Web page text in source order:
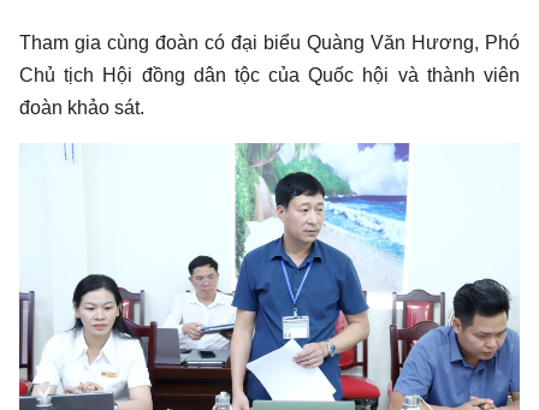
Tham gia cùng đoàn có đại biểu Quàng Văn Hương, Phó
Chủ tịch Hội đồng dân tộc của Quốc hội và thành viên
đoàn khảo sát.